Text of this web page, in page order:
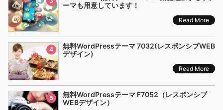
ーマも用意しています！
Read More
4
無料WordPressテーマ 7032(レスポンシブWEB
デザイン)
Read More
5
無料WordPressテーマ F7052（レスポンシブ
WEBデザイン）